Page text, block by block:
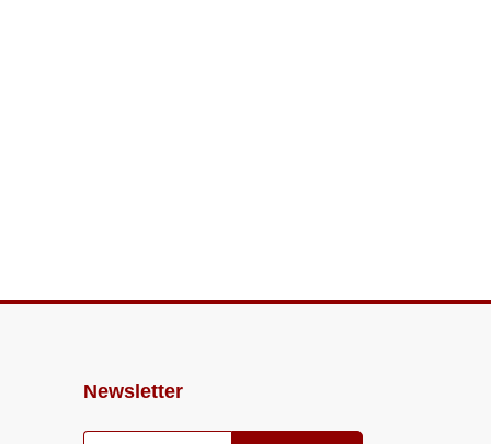
Newsletter